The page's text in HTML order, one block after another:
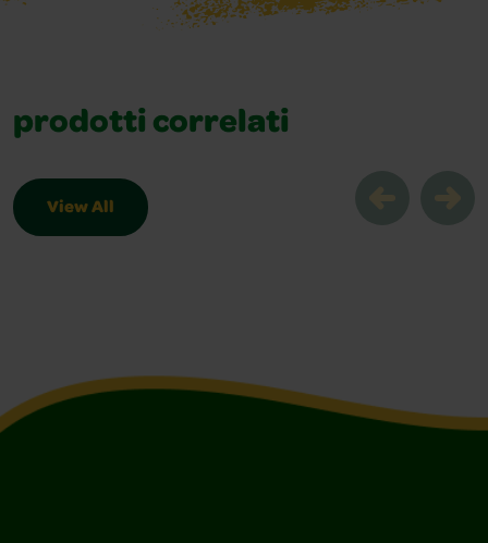
prodotti correlati
View All